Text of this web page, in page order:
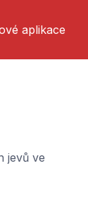
aplikace
jevů ve